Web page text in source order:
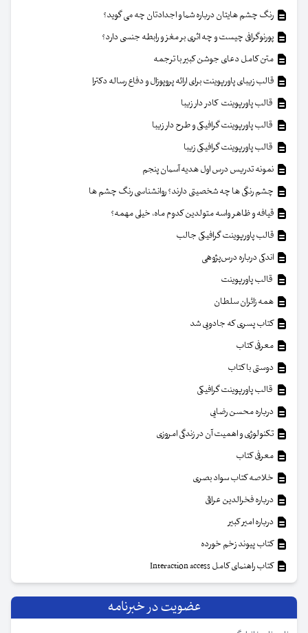
رنگ چشم هایتان درباره شما و اجدادتان چه می گوید؟
پورنوگرافی چیست و چه اثری بر مغز و رابطه جنسی دارد؟
متن کامل دعای جوشن کبیر با ترجمه
قالب زیبای پاورپوینت برای ارائه پروپوزال و دفاع رساله دکترا
قالب پاورپوینت کادر دار زیبا
قالب پاورپوینت گرافیکی و طرح دار زیبا
قالب پاورپوینت گرافیکی زیبا
نمونه تدریس درس اول هدیه آسمان پنجم
چشم رنگی ها چه شخصیتی دارند؟ روانشناسی رنگ چشم ها
قیافه و ظاهر واسه متولدین کدوم ماه، خیلی مهمه؟
قالب پاورپوینت گرافیکی جالب
اندکی درباره درس‌پژوهی
قالب پاورپوینت
همه زائران سلطان
کتاب پسری که جادویی شد
معرفی کتاب
دوستی با کتاب
قالب پاورپوینت گرافیکی
درباره محسن رضایی
تکنولوژی و اهمیت آن در زندگی امروزی
معرفی کتاب
خلاصه کتاب سواد بصری
درباره فخرالدین عراقی
درباره امیر کبیر
کتاب پیوند زخم خورده
کتاب راهنمای کامل Interaction access
عضویت در خبرنامه